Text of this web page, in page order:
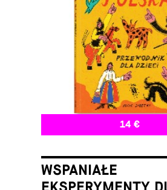
14 €
WSPANIAŁE
EKSPERYMENTY